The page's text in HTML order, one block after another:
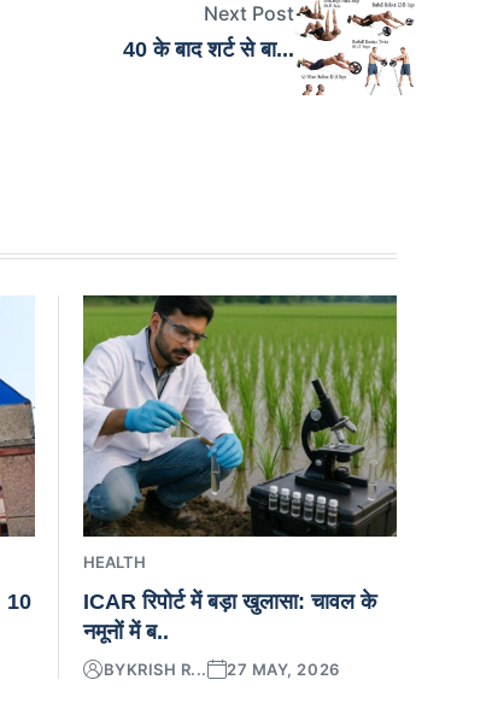
Next Post
40 के बाद शर्ट से बा...
10
HEALTH
ICAR रिपोर्ट में बड़ा खुलासा: चावल के
नमूनों में ब..
BYKRISH R... 27 MAY, 2026